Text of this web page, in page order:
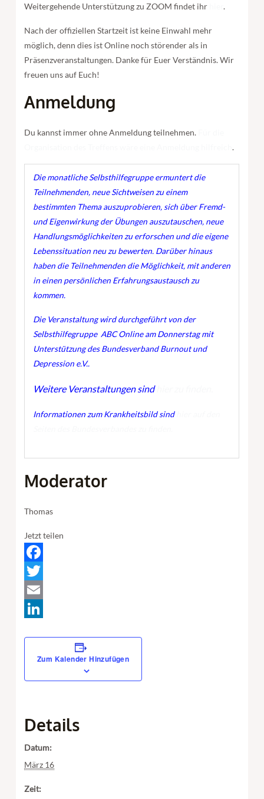
Weitergehende Unterstützung zu ZOOM findet ihr
hier.
Nach der offiziellen Startzeit ist keine Einwahl mehr
möglich, denn dies ist Online noch störender als in
Präsenzveranstaltungen. Danke für Euer Verständnis. Wir
freuen uns auf Euch!
Anmeldung
Du kannst immer ohne Anmeldung teilnehmen.
Organisation des Treffens wäre eine Anmeldung hilfreich.
Die monatlicheSelbsthilfegruppe ermuntert die
Teilnehmenden, neue Sichtweisen zu einem
bestimmten Thema auszuprobieren, sich über Fremd-
und Eigenwirkung der Übungen auszutauschen, neue
Handlungsmöglichkeiten zu erforschen und die eigene
Lebenssituation neu zu bewerten. Darüber hinaus
haben die Teilnehmenden die Möglichkeit, mit anderen
in einen persönlichen Erfahrungsaustausch zu
kommen.
Die Veranstaltung wird durchgeführt von der
Selbsthilfegruppe ABC Online amDonnerstagmit
Unterstützung des Bundesverband Burnout und
Depression e.V..
Weitere Veranstaltungen sind
Informationen zum Krankheitsbild sind
Moderator
Thomas
Jetzt teilen
Facebook
Twitter
Email
Zum Kalender Hinzufügen
Details
Datum:
März 16
Zeit: